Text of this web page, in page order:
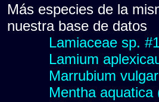
Más especies de la
nuestra base de datos
Lamiaceae sp.
Lamium
Marrubium
Mentha